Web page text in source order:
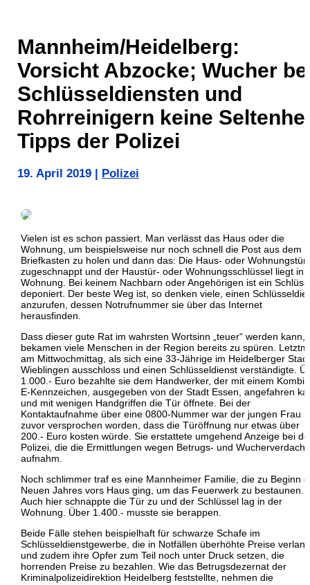
Mannheim/Heidelberg:
Vorsicht Abzocke; Wucher
Schlüsseldiensten und
Rohrreinigern keine
Tipps der Polizei
19. April 2019 Polizei
Vielen ist es schon passiert. Man verlässt das Haus oder die
Wohnung, um beispielsweise nur noch schnell die Post aus dem
Briefkasten zu holen und dann das: Die Haus- oder Wohnungstür
zugeschnappt und der Haustür- oder Wohnungsschlüssel liegt in
Wohnung. Bei keinem Nachbarn oder Angehörigen ist ein
deponiert. Der beste Weg ist, so denken viele, einen
anzurufen, dessen Notrufnummer sie über das Internet
herausfinden.
Dass dieser gute Rat im wahrsten Wortsinn „teuer“ werden kann,
bekamen viele Menschen in der Region bereits zu spüren.
am Mittwochmittag, als sich eine 33-Jährige im Heidelberger
Wieblingen ausschloss und einen Schlüsseldienst verständigte.
1.000.- Euro bezahlte sie dem Handwerker, der mit einem Kombi
E-Kennzeichen, ausgegeben von der Stadt Essen, angefahren
und mit wenigen Handgriffen die Tür öffnete. Bei der
Kontaktaufnahme über eine 0800-Nummer war der jungen Frau
zuvor versprochen worden, dass die Türöffnung nur etwas über
200.- Euro kosten würde. Sie erstattete umgehend Anzeige bei
Polizei, die die Ermittlungen wegen Betrugs- und
aufnahm.
Noch schlimmer traf es eine Mannheimer Familie, die zu Beginn
Neuen Jahres vors Haus ging, um das Feuerwerk zu bestaunen.
Auch hier schnappte die Tür zu und der Schlüssel lag in der
Wohnung. Über 1.400.- musste sie berappen.
Beide Fälle stehen beispielhaft für schwarze Schafe im
Schlüsseldienstgewerbe, die in Notfällen überhöhte Preise
und zudem ihre Opfer zum Teil noch unter Druck setzen, die
horrenden Preise zu bezahlen. Wie das Betrugsdezernat der
Kriminalpolizeidirektion Heidelberg feststellte, nehmen die